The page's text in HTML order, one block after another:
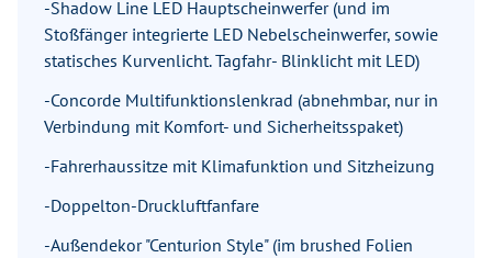
-Shadow Line LED Hauptscheinwerfer (und im
Stoßfänger integrierte LED Nebelscheinwerfer, sowie
statisches Kurvenlicht. Tagfahr- Blinklicht mit LED)
-Concorde Multifunktionslenkrad (abnehmbar, nur in
Verbindung mit Komfort- und Sicherheitsspaket)
-Fahrerhaussitze mit Klimafunktion und Sitzheizung
-Doppelton-Druckluftfanfare
-Außendekor "Centurion Style" (im brushed Folien